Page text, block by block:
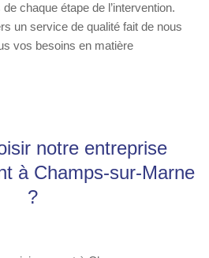
chaque étape de l’intervention.
un service de qualité fait de nous
vos besoins en matière
notre entreprise
à Champs-sur-Marne
?